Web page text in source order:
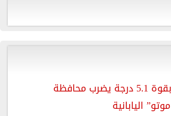
زلزال بقوة 5.1 درجة يضرب محافظة
اليابانية